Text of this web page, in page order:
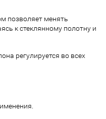
позволяет менять
к стеклянному полотну и
регулируется во всех